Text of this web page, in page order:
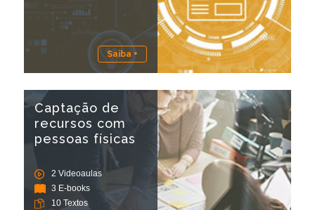
Saiba +
Captação de
recursos com
pessoas físicas
2 Videoaulas
3 E-books
10 Textos